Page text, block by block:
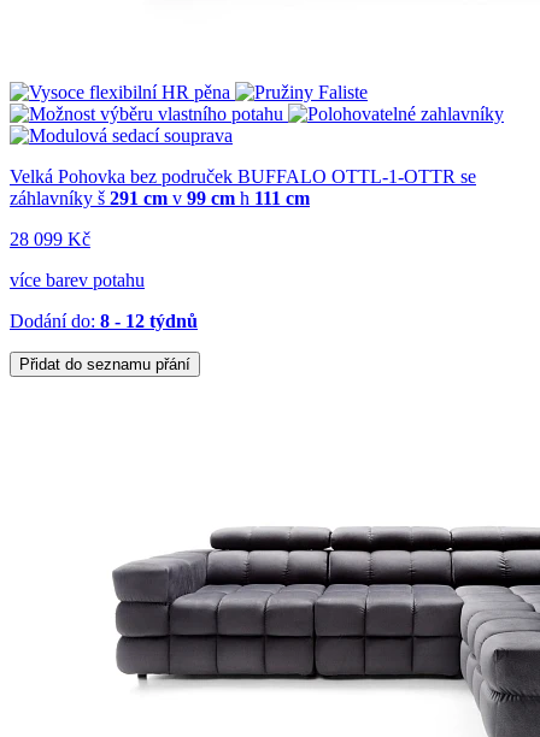
Velká Pohovka bez područek BUFFALO OTTL-1-OTTR se
záhlavníky š 291 cm v 99 cm h 111 cm
28 099 Kč
více barev potahu
Dodání do: 8 - 12 týdnů
Přidat do seznamu přání